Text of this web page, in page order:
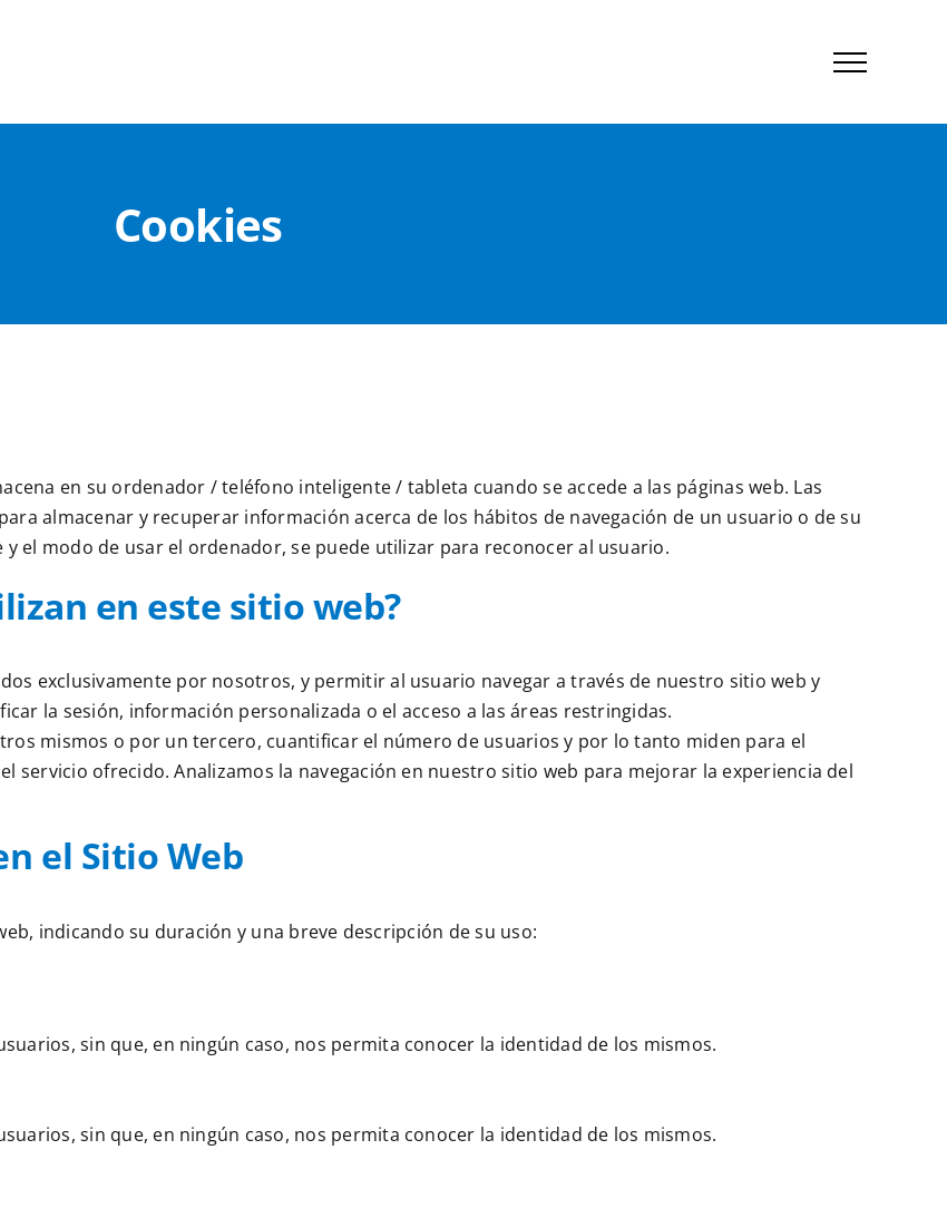
Cookies
en su ordenador / teléfono inteligente / tableta cuando se accede a las páginas web. Las
almacenar y recuperar información acerca de los hábitos de navegación de un usuario o de su
el modo de usar el ordenador, se puede utilizar para reconocer al usuario.
en este sitio web?
exclusivamente por nosotros, y permitir al usuario navegar a través de nuestro sitio web y
la sesión, información personalizada o el acceso a las áreas restringidas.
mismos o por un tercero, cuantificar el número de usuarios y por lo tanto miden para el
servicio ofrecido. Analizamos la navegación en nuestro sitio web para mejorar la experiencia del
el Sitio Web
indicando su duración y una breve descripción de su uso:
sin que, en ningún caso, nos permita conocer la identidad de los mismos.
sin que, en ningún caso, nos permita conocer la identidad de los mismos.